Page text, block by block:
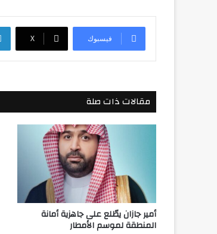
فيسبوك ‫X
مقالات ذات صلة
أمير جازان يطّلع على جاهزية أمانة
المنطقة لموسم الأمطار